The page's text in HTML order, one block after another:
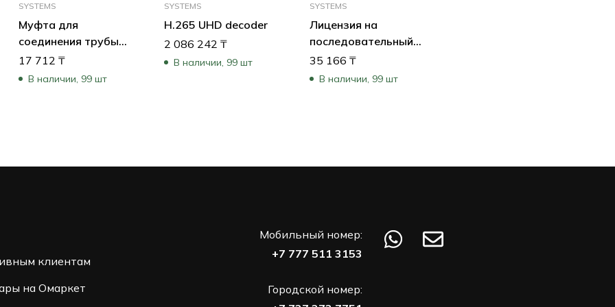
SYSTEMS
Муфта для
соединения трубы
подвесного монтажа
17 712 ₸
В наличии, 99 шт
SYSTEMS
H.265 UHD decoder
2 086 242 ₸
В наличии, 99 шт
SYSTEMS
Лицензия на
последовательный
протокол для IP-
камер
35 166₸
В наличии, 99 шт
клиентам
на Омаркет
Мобильный номер:
+7 777 511 3153
Городской номер: